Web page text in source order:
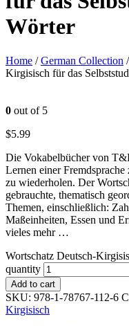
Wörter
Home /German Collection /
Kirgisisch für das
0 out of 5
$5.99
Die Vokabelbücher von
Lernen einer
zu wiederholen. Der
gebrauchte, thematisch
Themen, einschließlich:
Maßeinheiten, Essen und
vieles mehr …
Wortschatz Deutsch-
quantity
Add to cart
SKU: 978-1-78767-112-6
Kirgisisch